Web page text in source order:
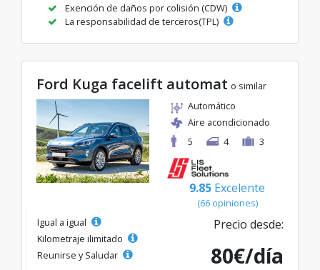
Exención de daños por colisión (CDW)
La responsabilidad de terceros(TPL)
Ford Kuga facelift automat o similar
Automático
Aire acondicionado
5
4 3
9.85 Excelente
(66 opiniones)
Igual a igual
Kilometraje ilimitado
Reunirse y Saludar
Precio desde:
80€/día